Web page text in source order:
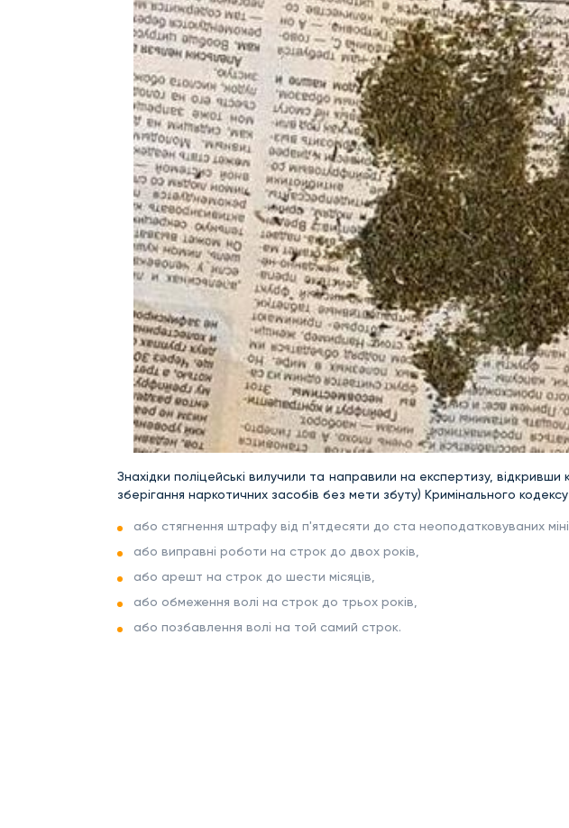
Знахідки поліцейські вилучили та направили на експертизу,
зберігання наркотичних засобів без мети збуту) Кримінального
або стягнення штрафу від п'ятдесяти до ста неоподатковуваних
або виправні роботи на строк до двох років,
або арешт на строк до шести місяців,
або обмеження волі на строк до трьох років,
або позбавлення волі на той самий строк.